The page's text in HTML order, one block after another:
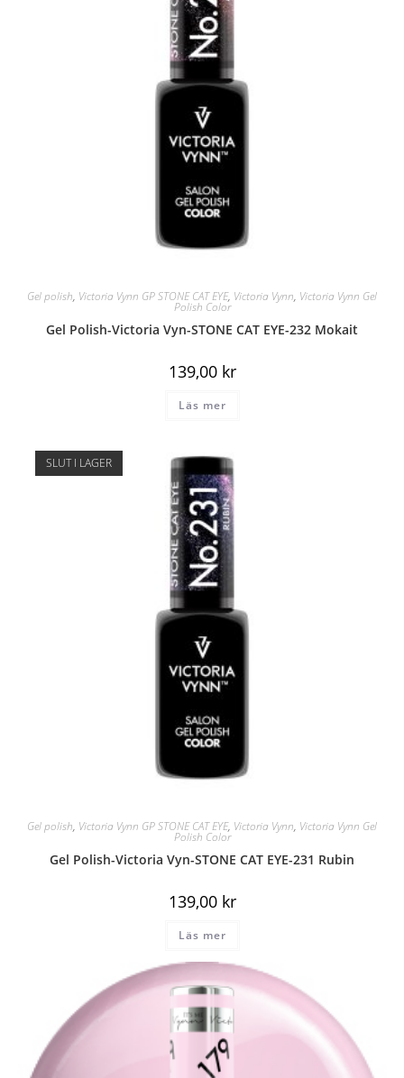
Gel polish, Victoria Vynn GP STONE CAT EYE, Victoria Vynn, Victoria Vynn Gel
Polish Color
Gel Polish-Victoria Vyn-STONE CAT EYE-232 Mokait
139,00 kr
Läs mer
SLUT I LAGER
Gel polish, Victoria Vynn GP STONE CAT EYE, Victoria Vynn, Victoria Vynn Gel
Polish Color
Gel Polish-Victoria Vyn-STONE CAT EYE-231 Rubin
139,00 kr
Läs mer